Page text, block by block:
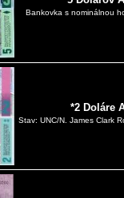
Bankovka s nominálnou
*2 Doláre
Stav: UNC/N. James Clark